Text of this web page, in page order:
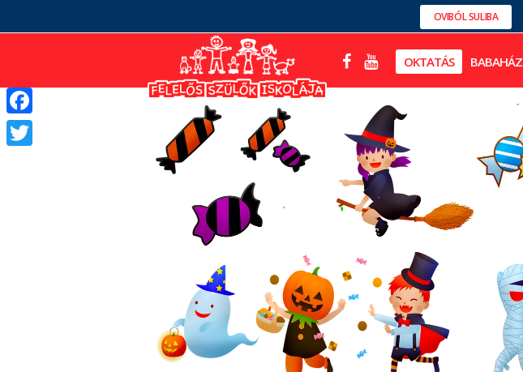
OVIBÓL SULIBA
OKTATÁS BABAHÁZ
Facebook